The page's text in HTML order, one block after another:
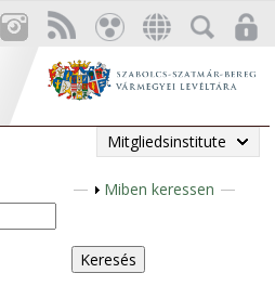
Mitgliedsinstitute
A
z
e
Miben keressen